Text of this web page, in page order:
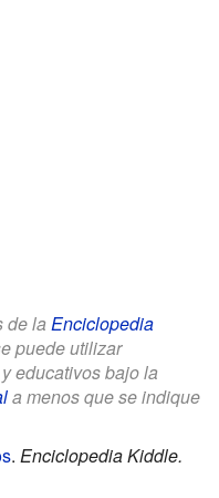
de la Enciclopedia
puede utilizar
educativos bajo la
a menos que se indique
. Enciclopedia Kiddle.